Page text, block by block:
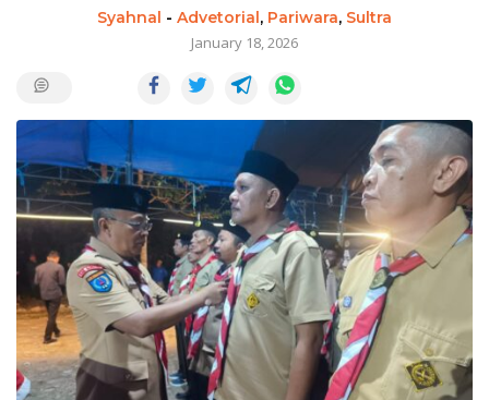
Syahnal - Advetorial, Pariwara, Sultra
January 18, 2026